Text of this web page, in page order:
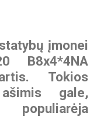
įmonei
B8x4*4NA
Tokios
gale,